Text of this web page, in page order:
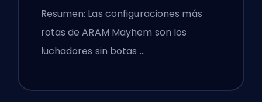
Legends
Resumen: Las configuraciones más
rotas de ARAM Mayhem son los
luchadores sin botas …